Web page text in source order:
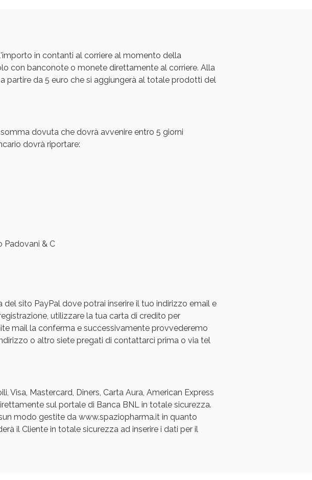
in contanti al corriere al momento della
con banconote o monete direttamente al corriere. Alla
da 5 euro che si aggiungerà al totale prodotti del
dovuta che dovrà avvenire entro 5 giorni
dovrà riportare:
Padovani & C
sito PayPal dove potrai inserire il tuo indirizzo email e
utilizzare la tua carta di credito per
mail la conferma e successivamente provvederemo
o altro siete pregati di contattarci prima o via tel
Mastercard, Diners, Carta Aura, American Express
sul portale di Banca BNL in totale sicurezza.
modo gestite da www.spaziopharma.it in quanto
il Cliente in totale sicurezza ad inserire i dati per il
al 40% valido oggi!